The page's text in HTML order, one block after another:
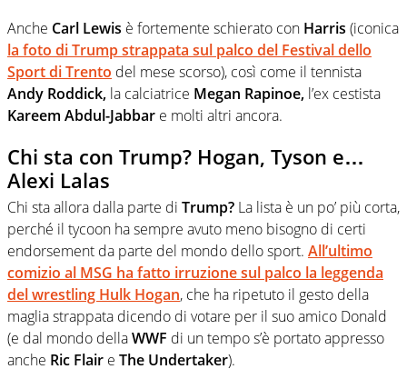
Anche Carl Lewis è fortemente schierato con Harris (iconica
la foto di Trump strappata sul palco del Festival dello
Sport di Trento del mese scorso), così come il tennista
Andy Roddick, la calciatrice Megan Rapinoe, l’ex cestista
Kareem Abdul-Jabbar e molti altri ancora.
Chi sta con Trump? Hogan, Tyson e…
Alexi Lalas
Chi sta allora dalla parte di Trump? La lista è un po’ più corta,
perché il tycoon ha sempre avuto meno bisogno di certi
endorsement da parte del mondo dello sport. All’ultimo
comizio al MSG ha fatto irruzione sul palco la leggenda
del wrestling Hulk Hogan, che ha ripetuto il gesto della
maglia strappata dicendo di votare per il suo amico Donald
(e dal mondo dellaWWF di un tempo s’è portato appresso
anche Ric Flair e The Undertaker).